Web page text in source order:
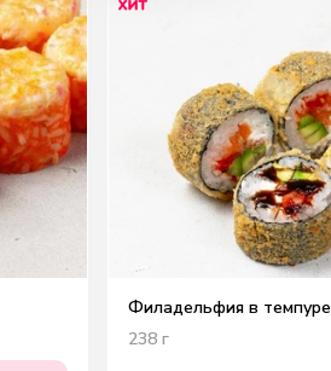
Филадельфия в темпуре
238г